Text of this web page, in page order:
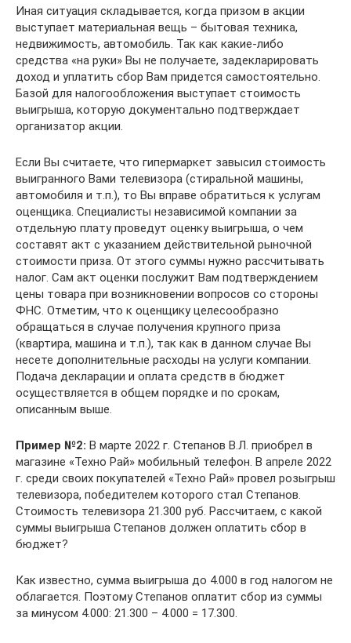
Иная ситуация складывается, когда призом в акции
выступает материальная вещь – бытовая техника,
недвижимость, автомобиль. Так как какие-либо
средства «на руки» Вы не получаете, задекларировать
доход и уплатить сбор Вам придется самостоятельно.
Базой для налогообложения выступает стоимость
выигрыша, которую документально подтверждает
организатор акции.
Если Вы считаете, что гипермаркет завысил стоимость
выигранного Вами телевизора (стиральной машины,
автомобиля и т.п.), то Вы вправе обратиться к услугам
оценщика. Специалисты независимой компании за
отдельную плату проведут оценку выигрыша, о чем
составят акт с указанием действительной рыночной
стоимости приза. От этого суммы нужно рассчитывать
налог. Сам акт оценки послужит Вам подтверждением
цены товара при возникновении вопросов со стороны
ФНС. Отметим, что к оценщику целесообразно
обращаться в случае получения крупного приза
(квартира, машина и т.п.), так как в данном случае Вы
несете дополнительные расходы на услуги компании.
Подача декларации и оплата средств в бюджет
осуществляется в общем порядке и по срокам,
описанным выше.
Пример №2: В марте 2022 г. Степанов В.Л. приобрел в
магазине «Техно Рай» мобильный телефон. В апреле 2022
г. среди своих покупателей «Техно Рай» провел розыгрыш
телевизора, победителем которого стал Степанов.
Стоимость телевизора 21.300 руб. Рассчитаем, с какой
суммы выигрыша Степанов должен оплатить сбор в
бюджет?
Как известно, сумма выигрыша до 4.000 в год налогом не
облагается. Поэтому Степанов оплатит сбор из суммы
за минусом 4.000: 21.300 – 4.000 = 17.300.